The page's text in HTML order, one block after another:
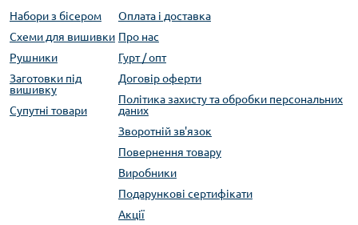
Набори з бісером
Схеми для вишивки
Рушники
Заготовки під
вишивку
Супутні товари
Оплата і доставка
Про нас
Гурт / опт
Договір оферти
Політика захисту та обробки персональних
даних
Зворотній зв'язок
Повернення товару
Виробники
Подарункові сертифікати
Акції